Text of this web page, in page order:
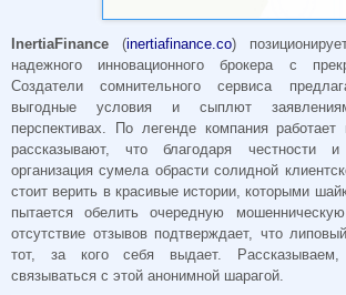
InertiaFinance (inertiafinance.co)
надежного инновационного брокера с
Создатели сомнительного сервиса
выгодные условия и сыплют
перспективах. По легенде компания
рассказывают, что благодаря честности
организация сумела обрасти солидной
стоит верить в красивые истории, которыми
пытается обелить очередную
отсутствие отзывов подтверждает, что
тот, за кого себя выдает.
связываться с этой анонимной шарагой.